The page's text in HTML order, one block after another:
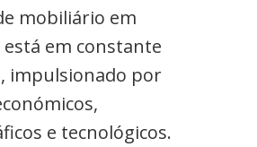
mobiliário em
em constante
impulsionado por
e tecnológicos.